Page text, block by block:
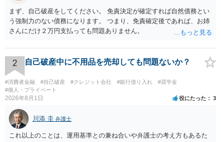
まず、自己破産をしてください。 免責決定が確定すれば自然債務とい
う強制力のない債務になります。 つまり、免責確定後であれば、お姉
さんにだけ２万円支払っても問題ありません。
2 自己破産中に不用品を売却しても問題ないか？
#消費者金融 #自己破産 #クレジット会社 #銀行借り入れ
#奨学金
#個人・プライベート
2026年8月1日 役にたった 3
川添 圭 弁護士
これ以上のことは、運用基準との兼ね合いや弁護士の考え方もあるた